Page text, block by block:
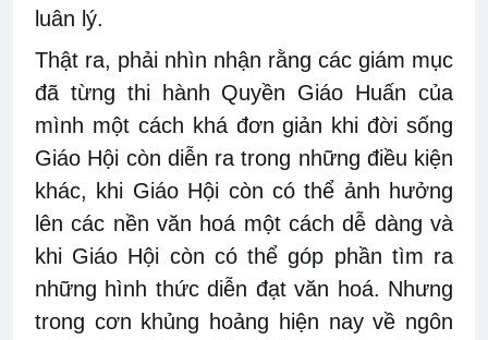
luân lý.
Thật ra, phải nhìn nhận rằng các giám mục
đã từng thi hành Quyền Giáo Huấn của
mình một cách khá đơn giản khi đời sống
Giáo Hội còn diễn ra trong những điều kiện
khác, khi Giáo Hội còn có thể ảnh hưởng
lên các nền văn hoá một cách dễ dàng và
khi Giáo Hội còn có thể góp phần tìm ra
những hình thức diễn đạt văn hoá. Nhưng
trong cơn khủng hoảng hiện nay về ngôn